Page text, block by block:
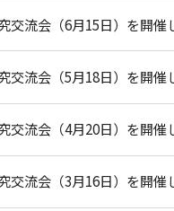
交流会（6月15日）を開催
交流会（5月18日）を開催
交流会（4月20日）を開催
交流会（3月16日）を開催